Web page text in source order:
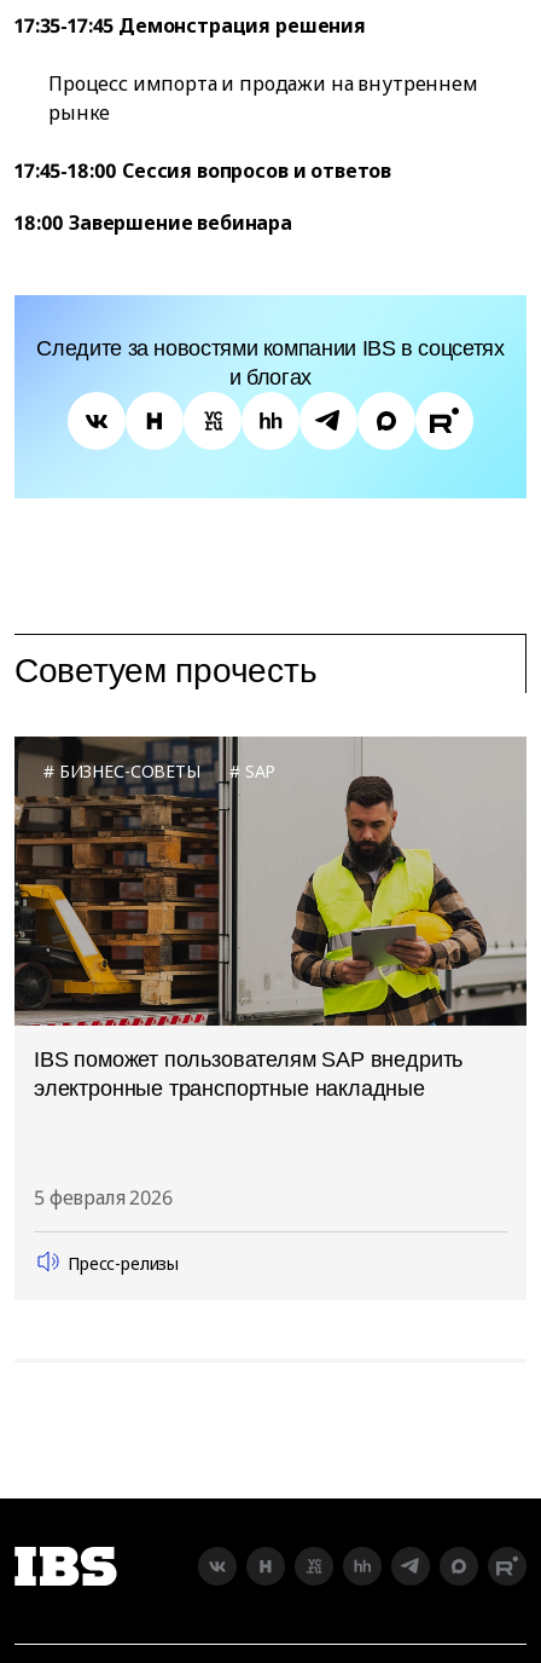
17:35-17:45 Демонстрация решения
Процесс импорта и продажи на внутреннем
рынке
17:45-18:00 Сессия вопросов и ответов
18:00 Завершение вебинара
Следите за новостями компании IBS в соцсетях
и блогах
Советуем прочесть
БИЗНЕС-СОВЕТЫ SAP
IBS поможет пользователям SAP внедрить
электронные транспортные накладные
5 февраля 2026
Пресс-релизы